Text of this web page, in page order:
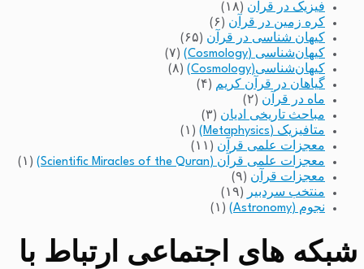
فیزیک در قرآن (۱۸)
کره زمین در قرآن (۶)
کیهان شناسی در قرآن (۶۵)
کیهان‌شناسی (Cosmology)
(۷)
کیهان‌شناسی(Cosmology)
(۸)
گیاهان در قرآن کریم (۴)
ماه در قرآن (۲)
مباحث تاریخی ادیان (۳)
متافیزیک (Metaphysics)
(۱)
معجزات علمی قرآن (۱۱)
معجزات علمی قرآن (Scientific Miracles of the Quran)
(۱)
معجزات قرآن (۹)
منتخب سردبیر
(۱۹)
نجوم (Astronomy)
(۱)
شبکه های اجتماعی ارتباط با